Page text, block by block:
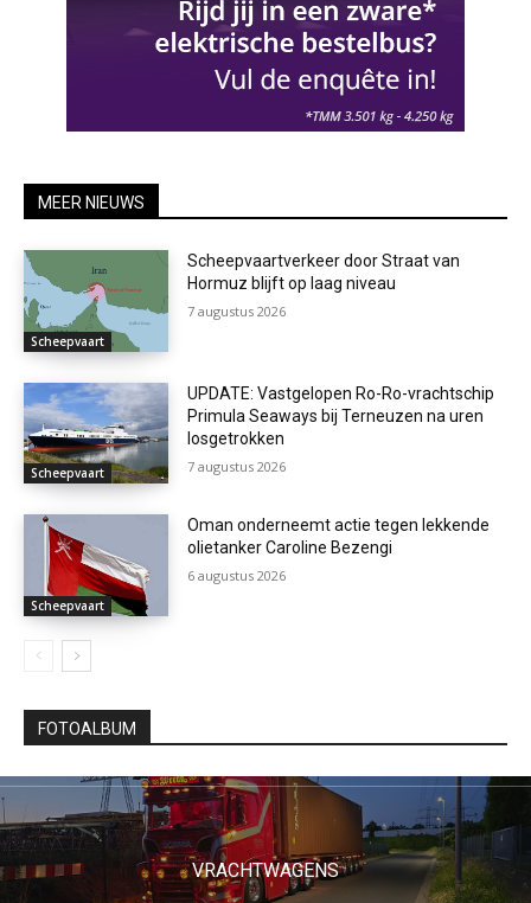
MEER NIEUWS
Scheepvaart
Scheepvaartverkeer door Straat van
Hormuz blijft op laag niveau
7 augustus 2026
Scheepvaart
UPDATE: Vastgelopen Ro-Ro-vrachtschip
Primula Seaways bij Terneuzen na uren
losgetrokken
7 augustus 2026
Scheepvaart
Oman onderneemt actie tegen lekkende
olietanker Caroline Bezengi
6 augustus 2026
FOTOALBUM
VRACHTWAGENS